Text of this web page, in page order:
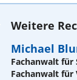
Weitere
Michael
Fachanwalt für
Fachanwalt für